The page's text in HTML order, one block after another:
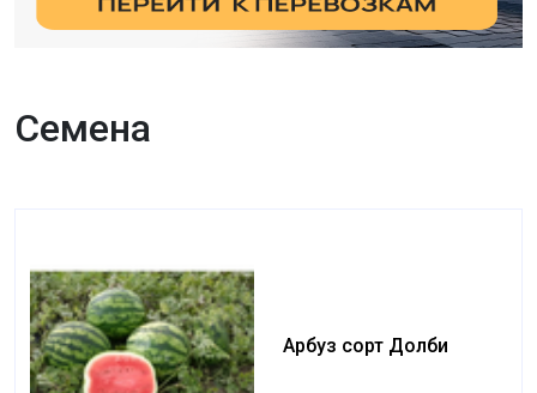
Семена
Арбуз сорт Долби